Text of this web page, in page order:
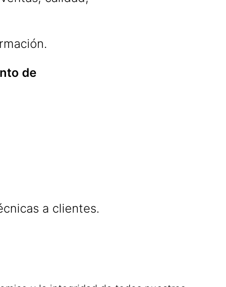
de
a clientes.